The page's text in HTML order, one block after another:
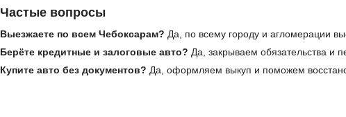
Частые вопросы
Выезжаете по всем Чебоксарам? Да, по всему городу и агломерации
Берёте кредитные и залоговые авто? Да, закрываем обязательства и
Купите авто без документов? Да, оформляем выкуп и поможем